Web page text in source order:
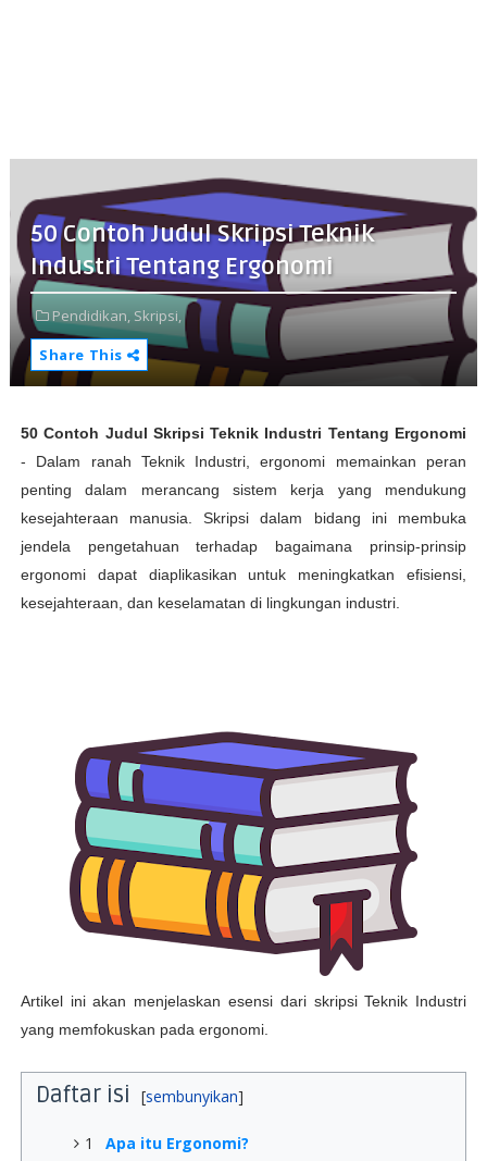
50 Contoh Judul Skripsi Teknik
Industri Tentang Ergonomi
Pendidikan, Skripsi,
Share This
50 Contoh Judul Skripsi Teknik Industri Tentang Ergonomi
- Dalam ranah Teknik Industri, ergonomi memainkan peran
penting dalam merancang sistem kerja yang mendukung
kesejahteraan manusia. Skripsi dalam bidang ini membuka
jendela pengetahuan terhadap bagaimana prinsip-prinsip
ergonomi dapat diaplikasikan untuk meningkatkan efisiensi,
kesejahteraan, dan keselamatan di lingkungan industri.
Artikel ini akan menjelaskan esensi dari skripsi Teknik Industri
yang memfokuskan pada ergonomi.
Daftar isi
1
Apa itu Ergonomi?